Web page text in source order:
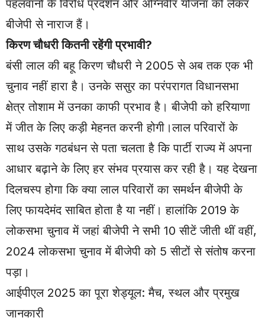
पहलवानों के विरोध प्रदर्शन और अग्निवीर योजना को लेकर
बीजेपी से नाराज हैं।
किरण चौधरी कितनी रहेंगी प्रभावी?
बंसी लाल की बहू किरण चौधरी ने 2005 से अब तक एक भी
चुनाव नहीं हारा है। उनके ससुर का परंपरागत विधानसभा
क्षेत्र तोशाम में उनका काफी प्रभाव है। बीजेपी को हरियाणा
में जीत के लिए कड़ी मेहनत करनी होगी।लाल परिवारों के
साथ उसके गठबंधन से पता चलता है कि पार्टी राज्य में अपना
आधार बढ़ाने के लिए हर संभव प्रयास कर रही है। यह देखना
दिलचस्प होगा कि क्या लाल परिवारों का समर्थन बीजेपी के
लिए फायदेमंद साबित होता है या नहीं। हालांकि 2019 के
लोकसभा चुनाव में जहां बीजेपी ने सभी 10 सीटें जीती थीं वहीं,
2024 लोकसभा चुनाव में बीजेपी को 5 सीटों से संतोष करना
पड़ा।
आईपीएल 2025 का पूरा शेड्यूल: मैच, स्थल और प्रमुख
जानकारी